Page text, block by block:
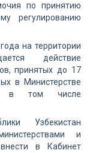
по принятию
регулированию
на территории
действие
принятых до 17
в Министерстве
в том числе
Узбекистан
и
в Кабинет